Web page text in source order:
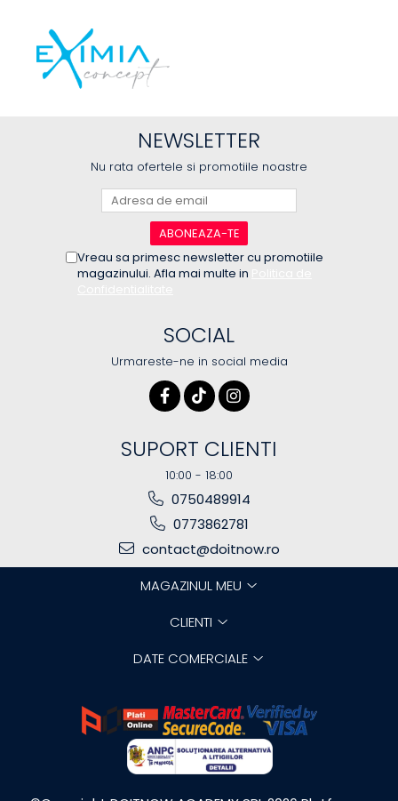
NEWSLETTER
Nu rata ofertele si promotiile noastre
Vreau sa primesc newsletter cu promotiile
magazinului. Afla mai multe in
SOCIAL
Urmareste-ne in social media
SUPORT CLIENTI
10:00 - 18:00
0750489914
0773862781
contact@doitnow.ro
MAGAZINUL MEU
CLIENTI
DATE COMERCIALE